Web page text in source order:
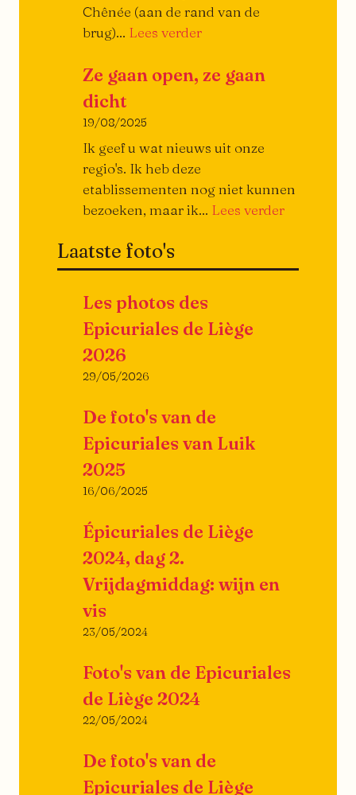
Chênée (aan de rand van de
brug)... Lees verderDe
Ze gaan open, ze gaan
dicht
19/08/2025
Ik geef u wat nieuws uit onze
regio's. Ik heb deze
etablissementen nog niet kunnen
bezoeken, maar ik... Lees verderZe
ze
Laatste foto's
Les photos des
Epicuriales de Liège
2026
29/05/2026
De foto's van de
Epicuriales van Luik
2025
16/06/2025
Épicuriales de Liège
2024, dag 2.
Vrijdagmiddag: wijn en
vis
23/05/2024
Foto's van de Epicuriales
de Liège 2024
22/05/2024
De foto's van de
Epicuriales de Liège